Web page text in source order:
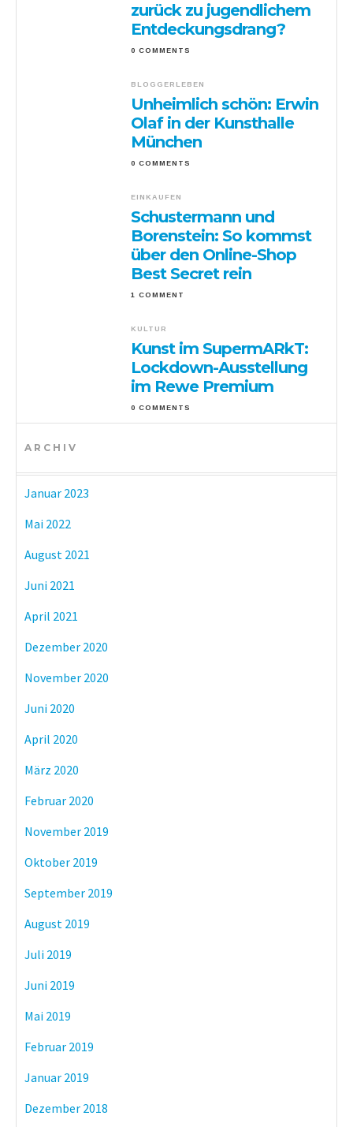
zurück zu jugendlichem
Entdeckungsdrang?
0 COMMENTS
BLOGGERLEBEN
Unheimlich schön: Erwin
Olaf in der Kunsthalle
München
0 COMMENTS
EINKAUFEN
Schustermann und
Borenstein: So kommst
über den Online-Shop
Best Secret rein
1 COMMENT
KULTUR
Kunst im SupermARkT:
Lockdown-Ausstellung
im Rewe Premium
0 COMMENTS
ARCHIV
Januar 2023
Mai 2022
August 2021
Juni 2021
April 2021
Dezember 2020
November 2020
Juni 2020
April 2020
März 2020
Februar 2020
November 2019
Oktober 2019
September 2019
August 2019
Juli 2019
Juni 2019
Mai 2019
Februar 2019
Januar 2019
Dezember 2018